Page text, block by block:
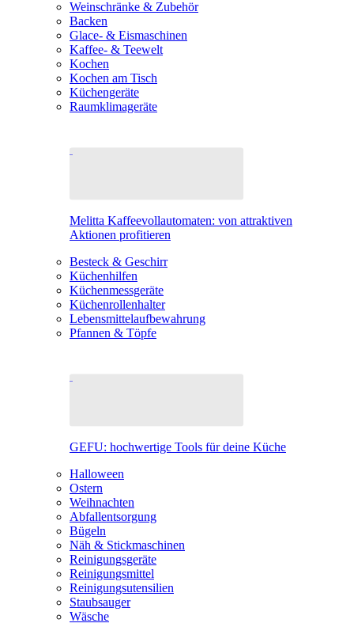
Weinschränke & Zubehör
Backen
Glace- & Eismaschinen
Kaffee- & Teewelt
Kochen
Kochen am Tisch
Küchengeräte
Raumklimageräte
Melitta Kaffeevollautomaten: von attraktiven
Aktionen profitieren
Besteck & Geschirr
Küchenhilfen
Küchenmessgeräte
Küchenrollenhalter
Lebensmittelaufbewahrung
Pfannen & Töpfe
GEFU: hochwertige Tools für deine Küche
Halloween
Ostern
Weihnachten
Abfallentsorgung
Bügeln
Näh & Stickmaschinen
Reinigungsgeräte
Reinigungsmittel
Reinigungsutensilien
Staubsauger
Wäsche